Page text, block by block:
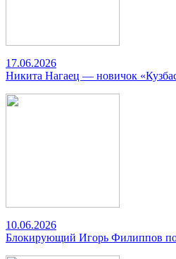
17.06.2026
Никита Нагаец — новичок
10.06.2026
Блокирующий Игорь Филиппов